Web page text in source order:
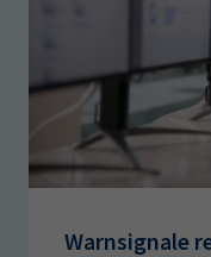
IHK regional
Karriere
Sachkundeprüfung
34i
Warnsignale